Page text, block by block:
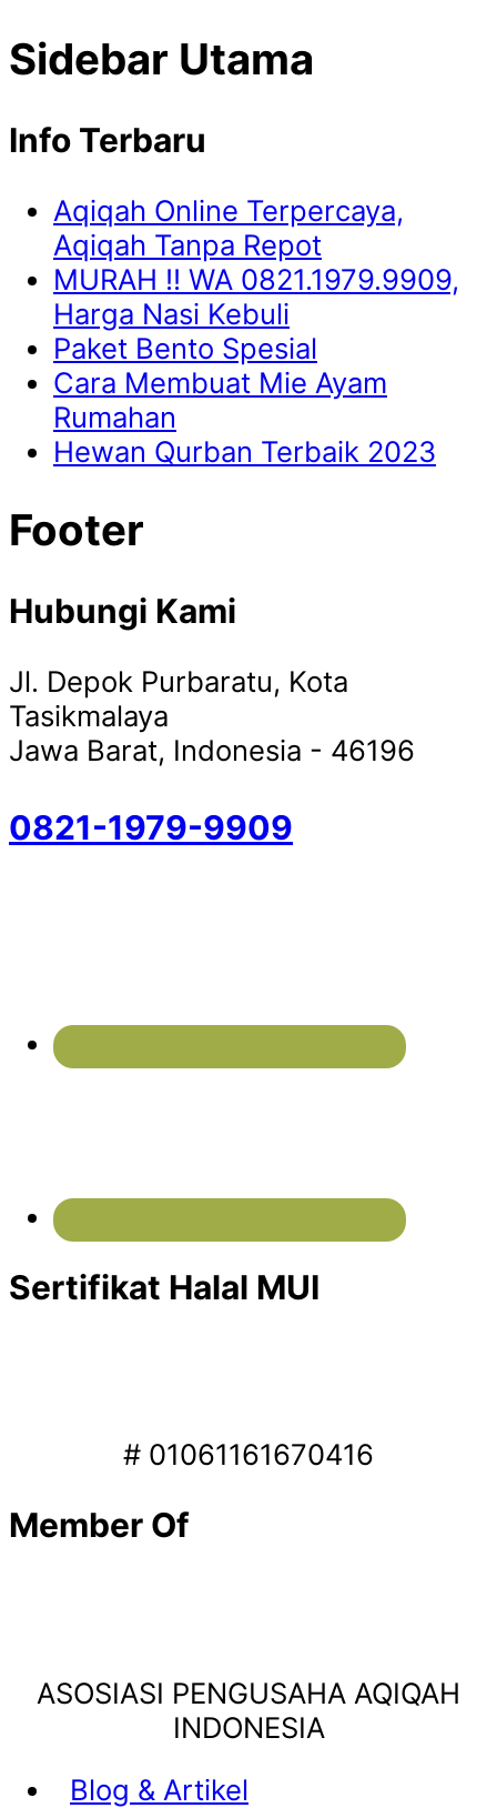
Sidebar Utama
Info Terbaru
Aqiqah Online Terpercaya,
Aqiqah Tanpa Repot
MURAH !! WA 0821.1979.9909,
Harga Nasi Kebuli
Paket Bento Spesial
Cara Membuat Mie Ayam
Rumahan
Hewan Qurban Terbaik 2023
Footer
Hubungi Kami
Jl. Depok Purbaratu, Kota
Tasikmalaya
Jawa Barat, Indonesia - 46196
0821-1979-9909
Sertifikat Halal MUI
# 01061161670416
Member Of
ASOSIASI PENGUSAHA AQIQAH
INDONESIA
Blog & Artikel